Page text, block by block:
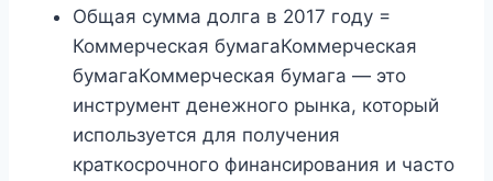
Общая сумма долга в 2017 году =
Коммерческая бумагаКоммерческая
бумагаКоммерческая бумага — это
инструмент денежного рынка, который
используется для получения
краткосрочного финансирования и часто